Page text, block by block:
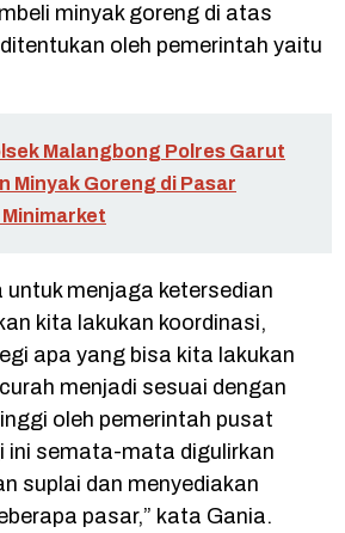
minyak goreng di atas
oleh pemerintah yaitu
Malangbong Polres Garut
Minyak Goreng di Pasar
menjaga ketersedian
kita lakukan koordinasi,
apa yang bisa kita lakukan
menjadi sesuai dengan
oleh pemerintah pusat
ini semata-mata digulirkan
suplai dan menyediakan
pasar,” kata Gania.